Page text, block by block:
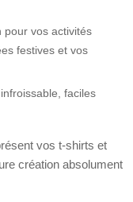
pour vos activités
festives et vos
faciles
vos t-shirts et
création absolument